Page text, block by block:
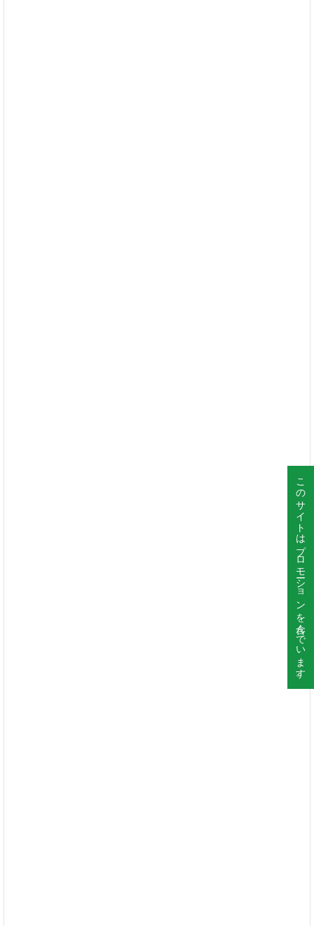
このサイトはプロモーションを含んでいます。